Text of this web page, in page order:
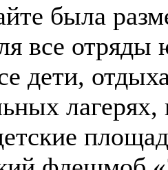
была
все отряды
дети,